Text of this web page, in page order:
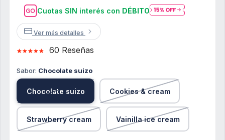
Cuotas SIN interés con DÉBITO
Ver más detalles
60 Reseñas
Sabor: Chocolate suizo
Chocolate suizo Cookies & cream
Strawberry cream Vainilla ice cream